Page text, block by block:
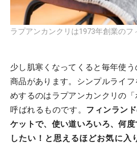
ラプアンカンクリは1973年創業のフ
少し肌寒くなってくると毎年使
商品があります。シンプルライ
めするのはラプアンカンクリの
呼ばれるものです。 フィンラン
ケットで、使い道いろいろ、何
したい！と思えるほどお気に入